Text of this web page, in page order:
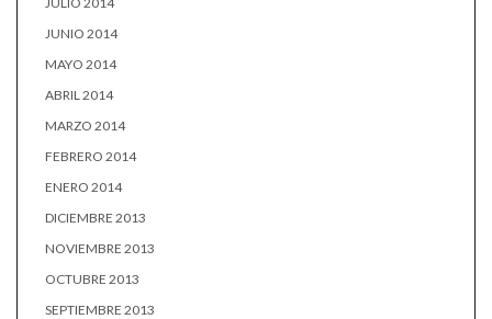
JUNIO 2014
MAYO 2014
ABRIL 2014
MARZO 2014
FEBRERO 2014
ENERO 2014
DICIEMBRE 2013
NOVIEMBRE 2013
OCTUBRE 2013
SEPTIEMBRE 2013